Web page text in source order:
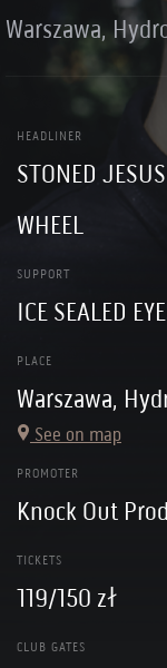
Warszawa,
HEADLINER
STONED JESUS
WHEEL
SUPPORT
ICE SEALED
PLACE
Warszawa,
See on map
PROMOTER
Knock Out
TICKETS
119/150 zł
CLUB GATES